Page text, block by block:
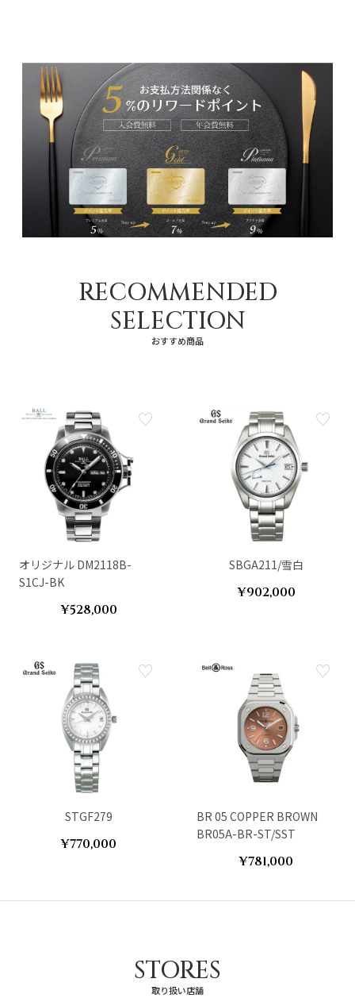
RECOMMENDED
SELECTION
おすすめ商品
オリジナル DM2118B-
S1CJ-BK
¥528,000
SBGA211/雪白
¥902,000
STGF279
¥770,000
BR 05 COPPER BROWN
BR05A-BR-ST/SST
¥781,000
STORES
取り扱い店舗